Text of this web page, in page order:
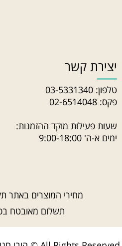
יצירת קשר
טלפון: 03-5331340
פקס: 02-6514048
שעות פעילות מוקד ההזמנות:
ימים א-ה' 9:00-18:00
מחירי המוצרים באתר
תשלום מאובטח